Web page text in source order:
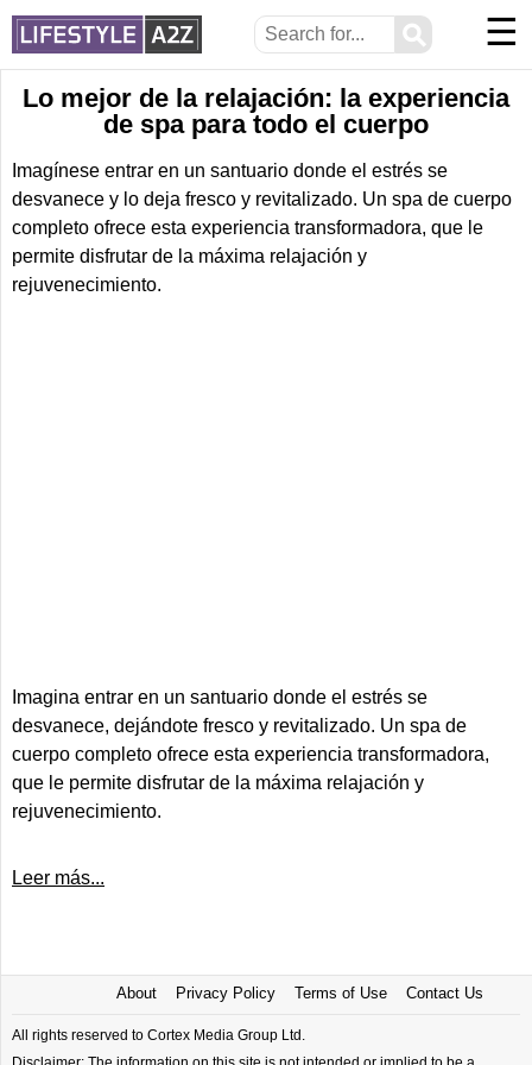
⚲ ☰
Lo mejor de la relajación: la experiencia
de spa para todo el cuerpo
Imagínese entrar en un santuario donde el estrés se
desvanece y lo deja fresco y revitalizado. Un spa de cuerpo
completo ofrece esta experiencia transformadora, que le
permite disfrutar de la máxima relajación y
rejuvenecimiento.
Imagina entrar en un santuario donde el estrés se
desvanece, dejándote fresco y revitalizado. Un spa de
cuerpo completo ofrece esta experiencia transformadora,
que le permite disfrutar de la máxima relajación y
rejuvenecimiento.
Leer más...
About Privacy Policy Terms of Use Contact Us
All rights reserved to Cortex Media Group Ltd.